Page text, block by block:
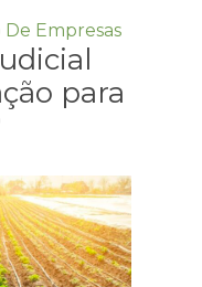
Empresas
para